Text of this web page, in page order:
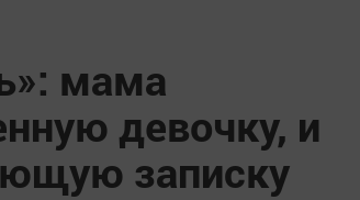
мама
девочку, и
записку